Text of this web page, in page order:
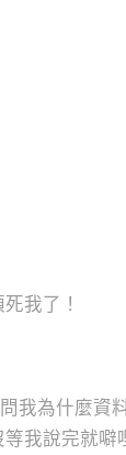
我了！
我為什麼資
我說完就噼